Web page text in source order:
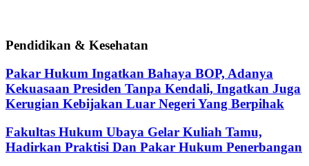
Pendidikan & Kesehatan
Pakar Hukum Ingatkan Bahaya BOP, Adanya
Kekuasaan Presiden Tanpa Kendali, Ingatkan Juga
Kerugian Kebijakan Luar Negeri Yang Berpihak
Fakultas Hukum Ubaya Gelar Kuliah Tamu,
Hadirkan Praktisi Dan Pakar Hukum Penerbangan